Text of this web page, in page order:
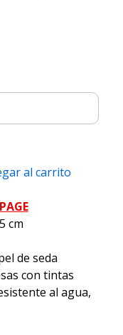
al carrito
cm
de seda
con tintas
al agua,